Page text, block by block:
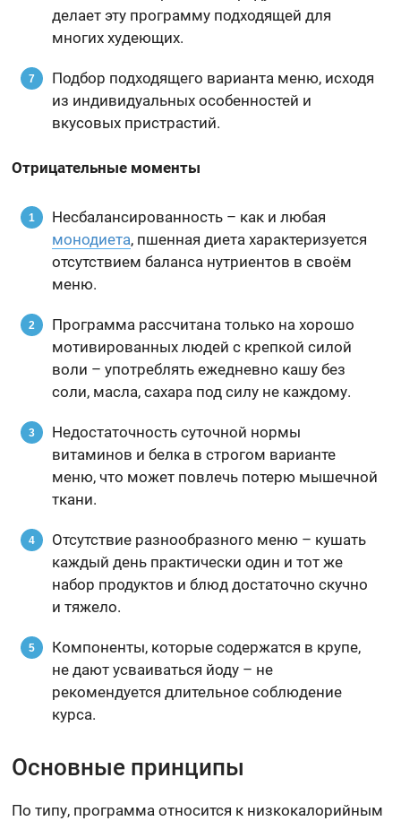
делает эту программу подходящей для
многих худеющих.
Подбор подходящего варианта меню, исходя
из индивидуальных особенностей и
вкусовых пристрастий.
Отрицательные моменты
Несбалансированность – как и любая
монодиета, пшенная диета характеризуется
отсутствием баланса нутриентов в своём
меню.
Программа рассчитана только на хорошо
мотивированных людей с крепкой силой
воли – употреблять ежедневно кашу без
соли, масла, сахара под силу не каждому.
Недостаточность суточной нормы
витаминов и белка в строгом варианте
меню, что может повлечь потерю мышечной
ткани.
Отсутствие разнообразного меню – кушать
каждый день практически один и тот же
набор продуктов и блюд достаточно скучно
и тяжело.
Компоненты, которые содержатся в крупе,
не дают усваиваться йоду – не
рекомендуется длительное соблюдение
курса.
Основные принципы
По типу, программа относится к низкокалорийным